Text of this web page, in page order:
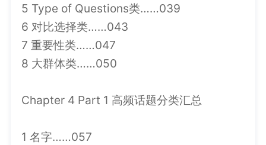
5 Type of Questions类……039
6 对比选择类……043
7 重要性类……047
8 大群体类……050
Chapter 4 Part 1 高频话题分类汇总
1 名字……057